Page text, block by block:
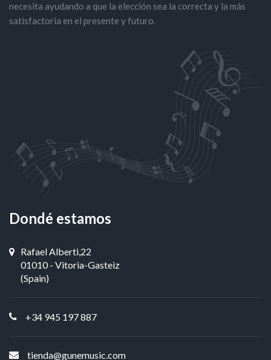
necesita ayudando a que la elección sea la correcta y la más
satisfactoria en el presente y futuro.
Dondé estamos
Rafael Alberti,22
01010 - Vitoria-Gasteiz
(Spain)
+34 945 197 887
tienda@gunemusic.com